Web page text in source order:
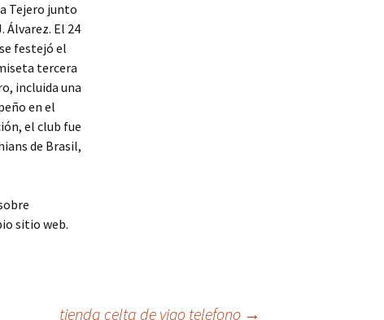
Tejero junto
El 24
festejó el
tercera
incluida una
en el
el club fue
de Brasil,
sitio web.
tienda celta de vigo telefono →